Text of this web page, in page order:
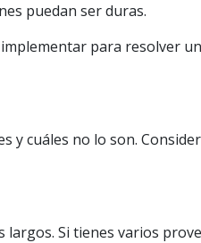
puedan ser duras.
para resolver
y cuáles no lo son.
Si tienes varios